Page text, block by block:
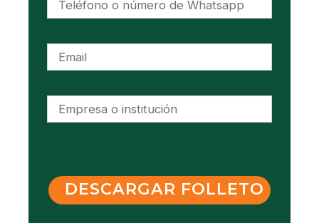
DESCARGAR FOLLETO